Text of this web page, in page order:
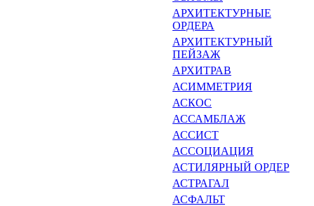
АРХИТЕКТУРНЫЕ
ОРДЕРА
АРХИТЕКТУРНЫЙ
ПЕЙЗАЖ
АРХИТРАВ
АСИММЕТРИЯ
АСКОС
АССАМБЛАЖ
АССИСТ
АССОЦИАЦИЯ
АСТИЛЯРНЫЙ ОРДЕР
АСТРАГАЛ
АСФАЛЬТ